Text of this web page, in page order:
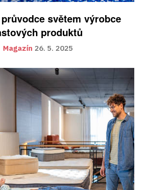
světem výrobce
produktů
Magazín 26. 5. 2025